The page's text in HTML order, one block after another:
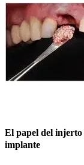
El papel del injerto
implante